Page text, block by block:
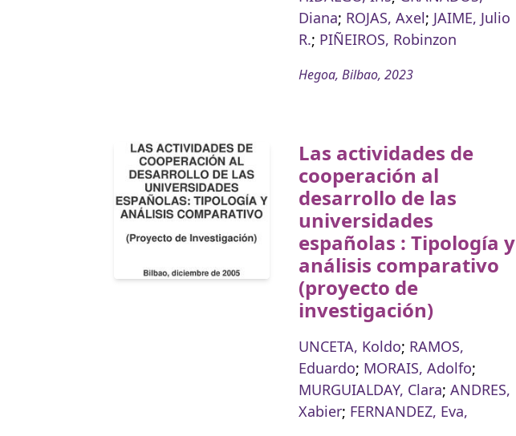
Diana; ROJAS, Axel; JAIME, Julio
R.; PIÑEIROS, Robinzon
Hegoa, Bilbao, 2023
Las actividades de
cooperación al
desarrollo de las
universidades
españolas : Tipología y
análisis comparativo
(proyecto de
investigación)
UNCETA, Koldo; RAMOS,
Eduardo; MORAIS, Adolfo;
MURGUIALDAY, Clara; ANDRES,
Xabier; FERNANDEZ, Eva,